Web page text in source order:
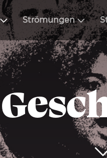
Strömungen